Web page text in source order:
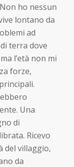
ho nessun
lontano da
ad
terra dove
l’età non mi
forze,
Una
di
Ricevo
del villaggio,
da